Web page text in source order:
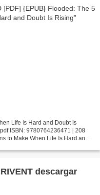
Life Is Hard and Doubt Is
ISBN: 9780764236471 | 208
to Make When Life Is Hard and
descargar